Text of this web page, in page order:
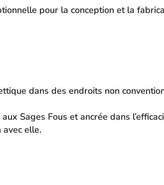
pour la conception et la
dans des endroits non
Sages Fous et ancrée dans
elle.